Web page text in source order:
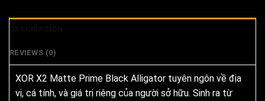
REVIEWS (0)
XOR X2 Matte Prime Black Alligator tuyên ngôn về địa
vị, cá tính, và giá trị riêng của người sở hữu. Sinh ra từ